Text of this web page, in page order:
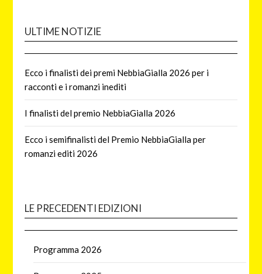
ULTIME NOTIZIE
Ecco i finalisti dei premi NebbiaGialla 2026 per i
racconti e i romanzi inediti
I finalisti del premio NebbiaGialla 2026
Ecco i semifinalisti del Premio NebbiaGialla per
romanzi editi 2026
LE PRECEDENTI EDIZIONI
Programma 2026